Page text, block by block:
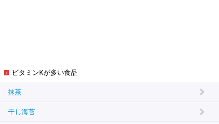
ビタミンKが多い食品
抹茶
干し海苔